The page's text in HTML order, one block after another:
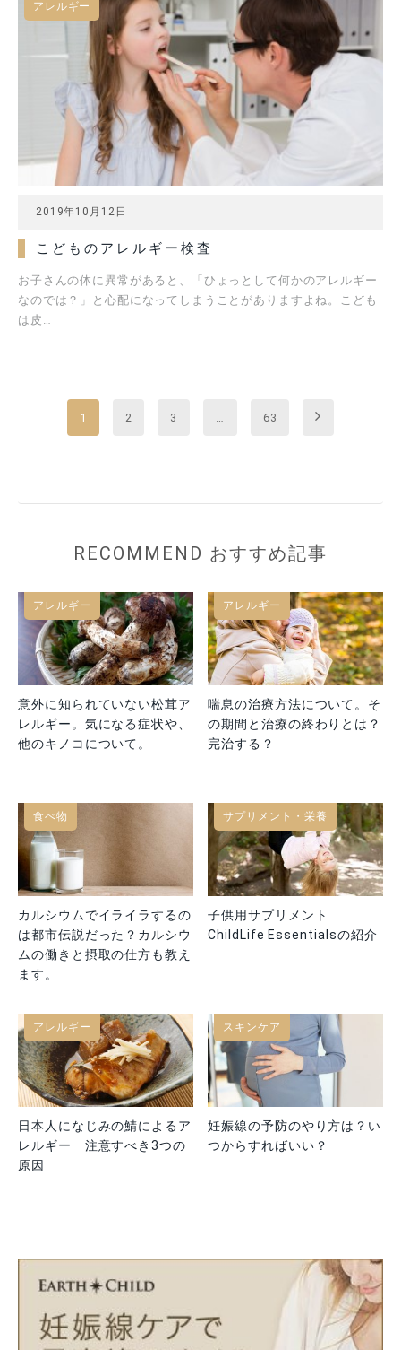
アレルギー
2019年10月12日
こどものアレルギー検査
お子さんの体に異常があると、「ひょっとして何かのアレルギー
なのでは？」と心配になってしまうことがありますよね。こども
は皮…
1 2 3 … 63 Next
RECOMMEND おすすめ記事
アレルギー
意外に知られていない松茸ア
レルギー。気になる症状や、
他のキノコについて。
アレルギー
喘息の治療方法について。そ
の期間と治療の終わりとは？
完治する？
食べ物
カルシウムでイライラするの
は都市伝説だった？カルシウ
ムの働きと摂取の仕方も教え
ます。
サプリメント・栄養
子供用サプリメント
ChildLife Essentialsの紹介
アレルギー
日本人になじみの鯖によるア
レルギー 注意すべき3つの
原因
スキンケア
妊娠線の予防のやり方は？い
つからすればいい？